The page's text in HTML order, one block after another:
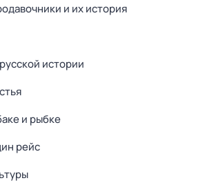
и их история
истории
и рыбке
рейс